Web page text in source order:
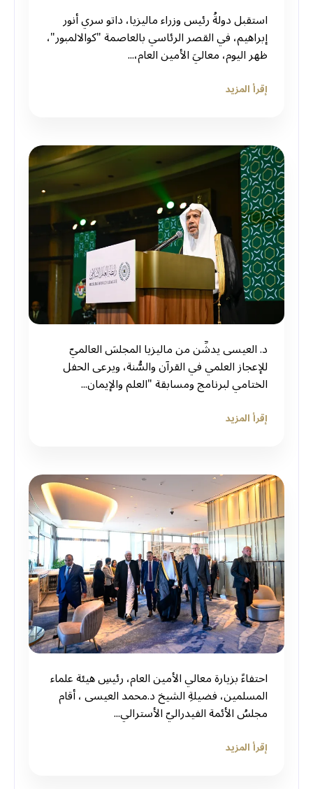
استقبل دولةُ رئيس وزراء ماليزيا، داتو سري أنور
إبراهيم، في القصر الرئاسي بالعاصمة "كوالالمبور"،
ظهر اليوم، معاليَ الأمين العام،...
إقرأ المزيد
د. العيسى يدشِّن من ماليزيا المجلسَ العالميّ
للإعجاز العلمي في القرآن والسُّنة، ويرعى الحفل
الختامي لبرنامج ومسابقة "العلم والإيمان...
إقرأ المزيد
احتفاءً بزيارة معالي الأمين العام، رئيسِ هيئة علماء
المسلمين، فضيلةِ الشيخ د.⁧‫محمد العيسى‬⁩ ‬⁩، أقام
مجلسُ الأئمة الفيدراليّ الأسترالي...
إقرأ المزيد